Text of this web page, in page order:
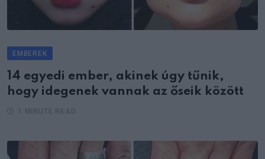
EMBEREK
14 egyedi ember, akinek úgy tűnik,
hogy idegenek vannak az őseik között